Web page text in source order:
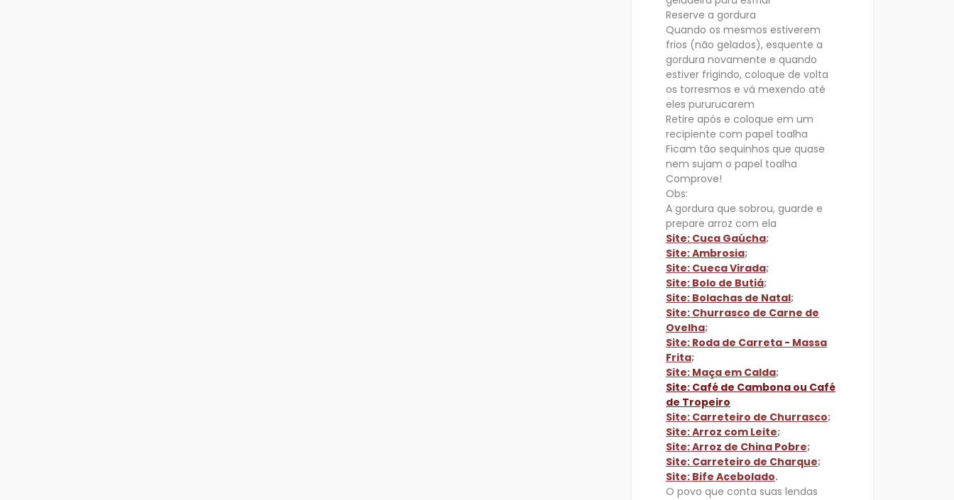
Reserve a gordura
Quando os mesmos estiverem
frios (não gelados), esquente a
gordura novamente e quando
estiver frigindo, coloque de volta
os torresmos e vá mexendo até
eles pururucarem
Retire após e coloque em um
recipiente com papel toalha
Ficam tão sequinhos que quase
nem sujam o papel toalha
Comprove!
Obs:
A gordura que sobrou, guarde e
prepare arroz com ela
Site: Cuca Gaúcha;
Site: Ambrosia;
Site: Cueca Virada;
Site: Bolo de Butiá;
Site: Bolachas de Natal;
Site: Churrasco de Carne de
Ovelha;
Site: Roda de Carreta - Massa
Frita;
Site: Maça em Calda;
Site: Café de Cambona ou Café
de Tropeiro
Site: Carreteiro de Churrasco;
Site: Arroz com Leite;
Site: Arroz de China Pobre;
Site: Carreteiro de Charque;
Site: Bife Acebolado.
O povo que conta suas lendas